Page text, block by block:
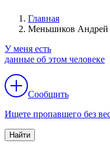
Главная
Меньшиков Андрей
У меня есть
данные об этом человеке
Сообщить
Ищете пропавшего без
Найти